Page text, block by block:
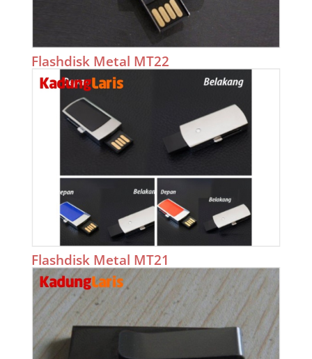
Flashdisk Metal MT22
Flashdisk Metal MT21